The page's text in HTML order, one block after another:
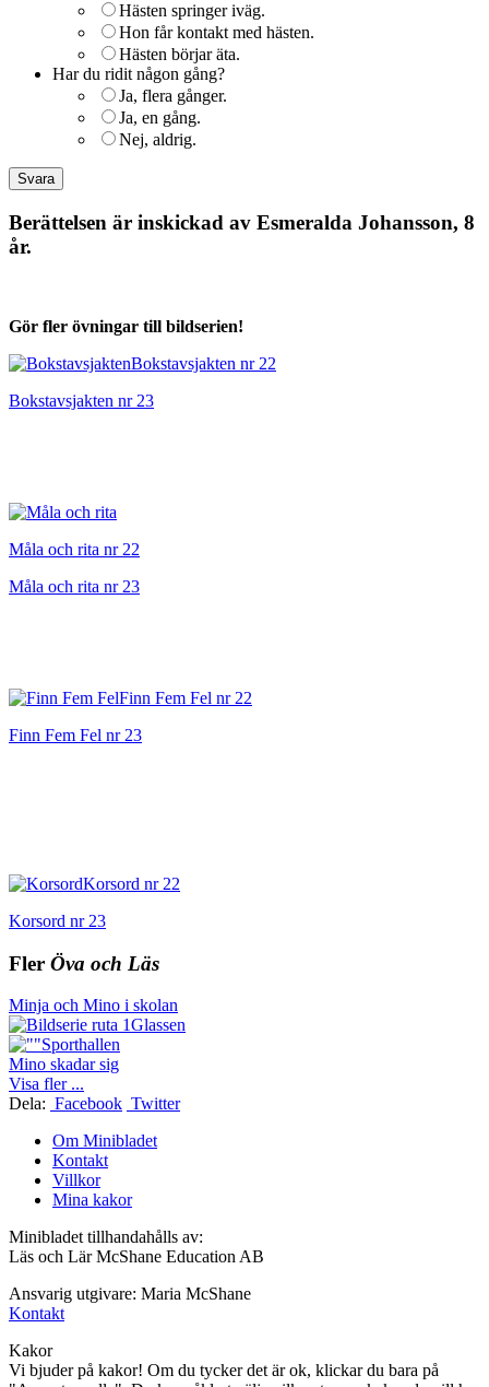
Hästen springer iväg.
Hon får kontakt med hästen.
Hästen börjar äta.
Har du ridit någon gång?
Ja, flera gånger.
Ja, en gång.
Nej, aldrig.
Berättelsen är inskickad av Esmeralda Johansson, 8
år.
Gör fler övningar till bildserien!
Bokstavsjakten nr 22
Bokstavsjakten nr 23
Måla och rita nr 22
Måla och rita nr 23
Finn Fem Fel nr 22
Finn Fem Fel nr 23
Korsord nr 22
Korsord nr 23
Fler Öva och Läs
Minja och Mino i skolan
Glassen
Sporthallen
Mino skadar sig
Visa fler ...
Dela: Facebook Twitter
Om Minibladet
Kontakt
Villkor
Mina kakor
Minibladet tillhandahålls av:
Läs och Lär McShane Education AB
Ansvarig utgivare: Maria McShane
Kontakt
Kakor
Vi bjuder på kakor! Om du tycker det är ok, klickar du bara på